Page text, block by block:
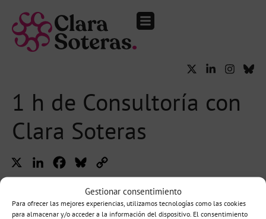
Gestionar consentimiento
Para ofrecer las mejores experiencias, utilizamos tecnologías como las cookies
para almacenar y/o acceder a la información del dispositivo. El consentimiento
1 h de Consultoría con
Clara Soteras
LinkedInFacebook
Bluesky
Link